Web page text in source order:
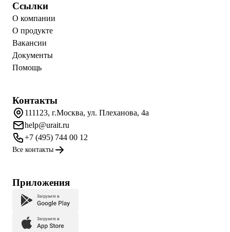
Ссылки
О компании
О продукте
Вакансии
Документы
Помощь
Контакты
111123, г.Москва, ул. Плеханова, 4а
help@urait.ru
+7 (495) 744 00 12
Все контакты
Приложения